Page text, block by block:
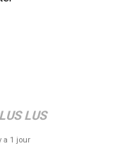
LUS
y a 1 jour